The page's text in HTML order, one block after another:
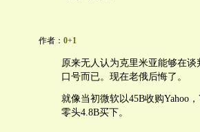
作者： 0+1
原来无人认为克里米亚能够在
口号而已。现在老俄后悔了。
就像当初微软以45B收购Yahoo
零头4.8B买下。